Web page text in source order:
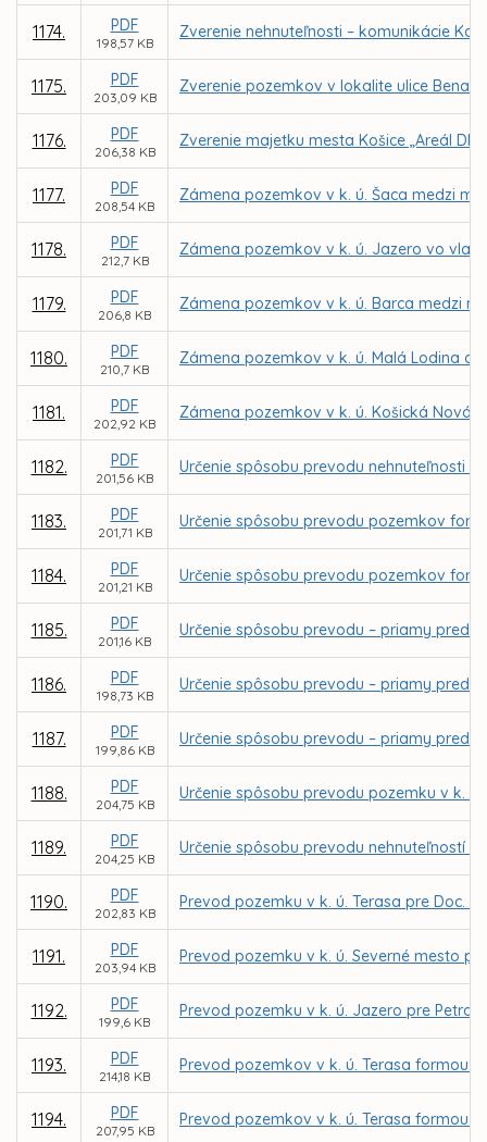
1174. PDF
198,57 KB
Zverenie nehnuteľnosti – komunikácie
1175. PDF
203,09 KB
Zverenie pozemkov v lokalite ulice
1176. PDF
206,38 KB
Zverenie majetku mesta Košice „Areál
1177. PDF
208,54 KB
Zámena pozemkov v k. ú. Šaca medzi
1178. PDF
212,7 KB
Zámena pozemkov v k. ú. Jazero vo
1179. PDF
206,8 KB
Zámena pozemkov v k. ú. Barca medzi
1180. PDF
210,7 KB
Zámena pozemkov v k. ú. Malá Lodina a
1181. PDF
202,92 KB
Zámena pozemkov v k. ú. Košická Nová
1182. PDF
201,56 KB
Určenie spôsobu prevodu nehnuteľnosti -
1183. PDF
201,71 KB
Určenie spôsobu prevodu pozemkov
1184. PDF
201,21 KB
Určenie spôsobu prevodu pozemkov
1185. PDF
201,16 KB
Určenie spôsobu prevodu – priamy
1186. PDF
198,73 KB
Určenie spôsobu prevodu – priamy
1187. PDF
199,86 KB
Určenie spôsobu prevodu – priamy
1188. PDF
204,75 KB
Určenie spôsobu prevodu pozemku v k.
1189. PDF
204,25 KB
Určenie spôsobu prevodu nehnuteľností -
1190. PDF
202,83 KB
Prevod pozemku v k. ú. Terasa pre Doc.
1191. PDF
203,94 KB
Prevod pozemku v k. ú. Severné mesto
1192. PDF
199,6 KB
Prevod pozemku v k. ú. Jazero pre
1193. PDF
214,18 KB
Prevod pozemkov v k. ú. Terasa formou
1194. PDF
207,95 KB
Prevod pozemkov v k. ú. Terasa formou